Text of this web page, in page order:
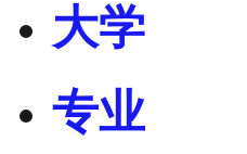
大学
专业